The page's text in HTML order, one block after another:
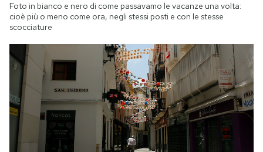
Foto in bianco e nero di come passavamo le vacanze una volta:
cioè più o meno come ora, negli stessi posti e con le stesse
scocciature